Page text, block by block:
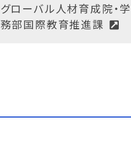
グローバル人材育成院・学
務部国際教育推進課